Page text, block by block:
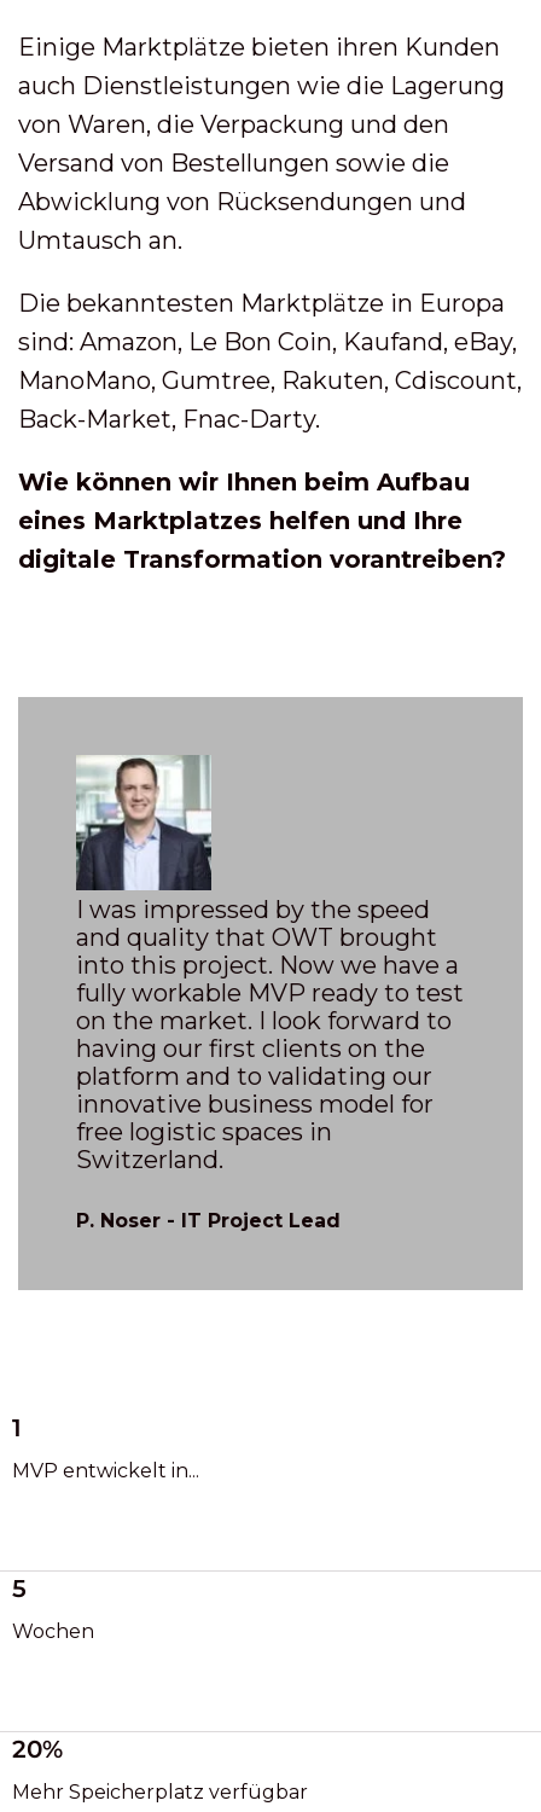
Einige Marktplätze bieten ihren Kunden
auch Dienstleistungen wie die Lagerung
von Waren, die Verpackung und den
Versand von Bestellungen sowie die
Abwicklung von Rücksendungen und
Umtausch an.
Die bekanntesten Marktplätze in Europa
sind: Amazon, Le Bon Coin, Kaufand, eBay,
ManoMano, Gumtree, Rakuten, Cdiscount,
Back-Market, Fnac-Darty.
Wie können wir Ihnen beim Aufbau
eines Marktplatzes helfen und Ihre
digitale Transformation vorantreiben?
I was impressed by the speed
and quality that OWT brought
into this project. Now we have a
fully workable MVP ready to test
on the market. I look forward to
having our first clients on the
platform and to validating our
innovative business model for
free logistic spaces in
Switzerland.
P. Noser - IT Project Lead
1
MVP entwickelt in...
5
Wochen
20%
Mehr Speicherplatz verfügbar